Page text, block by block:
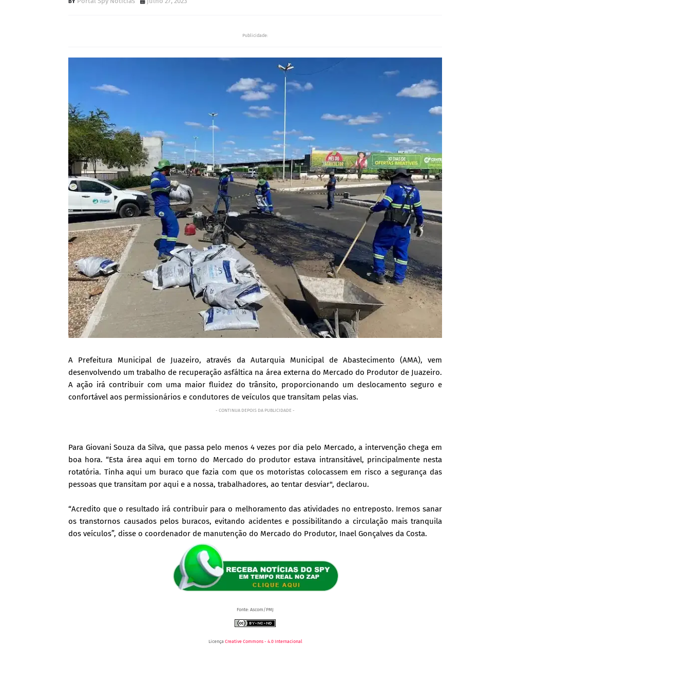
Publicidade:
A Prefeitura Municipal de Juazeiro, através da Autarquia Municipal de Abastecimento (AMA), vem
desenvolvendo um trabalho de recuperação asfáltica na área externa do Mercado do Produtor de Juazeiro.
A ação irá contribuir com uma maior fluidez do trânsito, proporcionando um deslocamento seguro e
confortável aos permissionários e condutores de veículos que transitam pelas vias.
- CONTINUA DEPOIS DA PUBLICIDADE -
Para Giovani Souza da Silva, que passa pelo menos 4 vezes por dia pelo Mercado, a intervenção chega em
boa hora. “Esta área aqui em torno do Mercado do produtor estava intransitável, principalmente nesta
rotatória. Tinha aqui um buraco que fazia com que os motoristas colocassem em risco a segurança das
pessoas que transitam por aqui e a nossa, trabalhadores, ao tentar desviar", declarou.
“Acredito que o resultado irá contribuir para o melhoramento das atividades no entreposto. Iremos sanar
os transtornos causados pelos buracos, evitando acidentes e possibilitando a circulação mais tranquila
dos veículos”, disse o coordenador de manutenção do Mercado do Produtor, Inael Gonçalves da Costa.
Fonte: Ascom/PMJ
Licença Creative Commons - 4.0 Internacional